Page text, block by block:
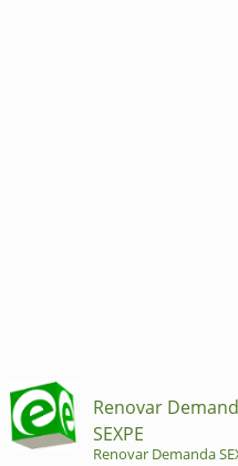
Renovar
SEXPE
Renovar Demanda